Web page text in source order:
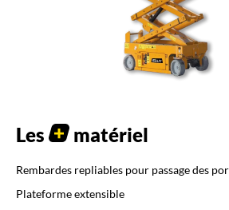
Les matériel
Rembardes repliables pour passage des
Plateforme extensible